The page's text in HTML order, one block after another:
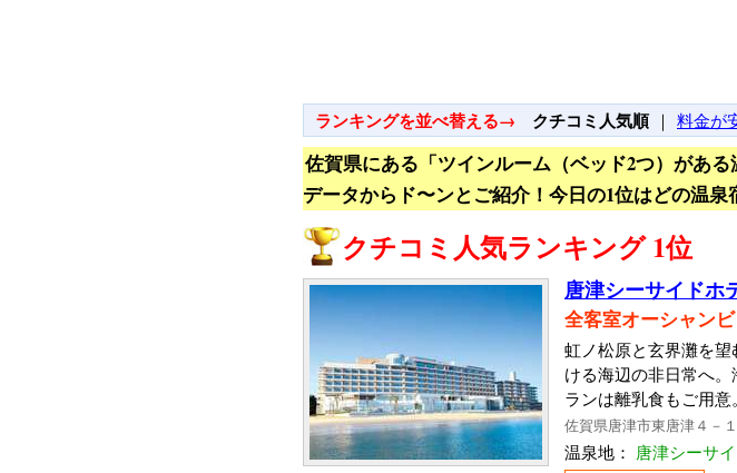
ランキングを並べ替える→ クチコミ人気順｜ 料金が
佐賀県にある「ツインルーム（ベッド2つ）があ
データからド〜ンとご紹介！今日の1位はどの温泉
クチコミ人気ランキング 1位
唐津シーサイドホ
全客室オーシャン
虹ノ松原と玄界灘を
ける海辺の非日常へ
ランは離乳食もご用
佐賀県唐津市東唐津４－
温泉地： 唐津シーサ